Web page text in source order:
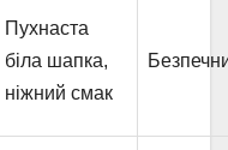
Пухнаста
біла шапка,
ніжний смак